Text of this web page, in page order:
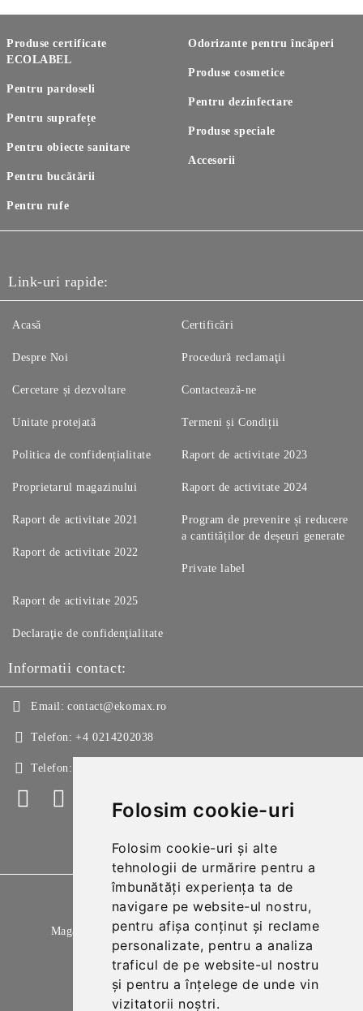
Folosim cookie-uri
Folosim cookie-uri și alte
tehnologii de urmărire pentru a
îmbunătăți experiența ta de
navigare pe website-ul nostru,
pentru afișa conținut și reclame
personalizate, pentru a analiza
traficul de pe website-ul nostru
și pentru a înțelege de unde vin
vizitatorii noștri.
Produse certificate
ECOLABEL
Pentru pardoseli
Pentru suprafețe
Pentru obiecte sanitare
Pentru bucătării
Pentru rufe
Odorizante pentru încăperi
Produse cosmetice
Pentru dezinfectare
Produse speciale
Accesorii
Link-uri rapide:
Acasă
Despre Noi
Cercetare și dezvoltare
Unitate protejată
Certificări
Procedură reclamaţii
Contactează-ne
Termeni și Condiții
Politica de confidențialitate
Proprietarul magazinului
Raport de activitate 2021
Raport de activitate 2022
Raport de activitate 2023
Raport de activitate 2024
Program de prevenire și reducere
a cantităților de deșeuri generate
Private label
Raport de activitate 2025
Declaraţie de confidenţialitate
Informatii contact:
Email: contact@ekomax.ro
Telefon: +4 0214202038
Telefon:
Magazinul nostru respecta 100% prevederile GDPR.
Citeste politica de confidentialitate
Informatiile mele personale